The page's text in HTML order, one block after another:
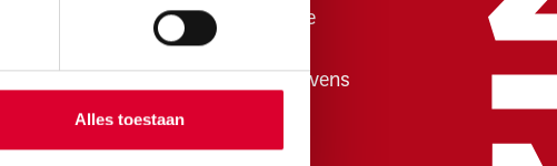
Alles toestaan
Ticket informatie
Onze huisregels
Technische gegevens
Jaarverslag
Werken bij ZINiN